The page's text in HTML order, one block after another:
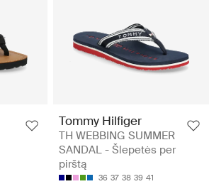
Tommy Hilfiger
TH WEBBING SUMMER
SANDAL - Šlepetės per
pirštą
36 37 38 39 41